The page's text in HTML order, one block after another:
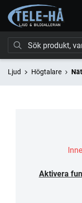
Ljud Högtalare
Aktivera